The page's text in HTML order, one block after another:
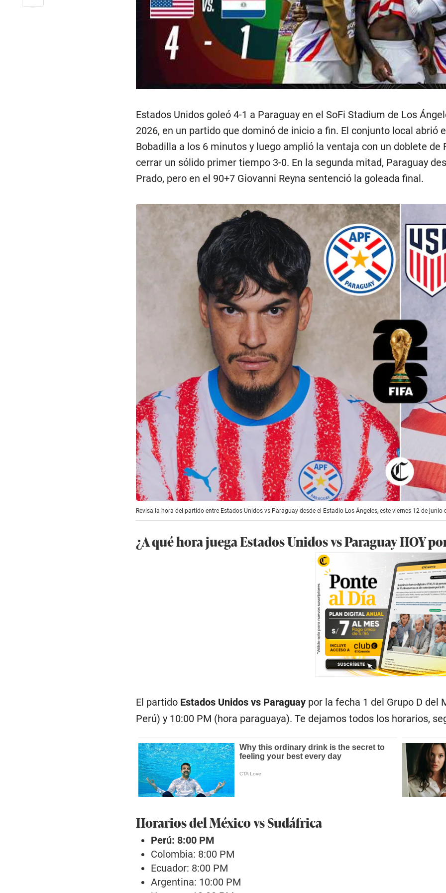
Estados Unidos goleó 4-1 a Paraguay en el SoFi Stadium de Los
2026, en un partido que dominó de inicio a fin. El conjunto local
Bobadilla a los 6 minutos y luego amplió la ventaja con un doblete de
cerrar un sólido primer tiempo 3-0. En la segunda mitad, Paraguay
Prado, pero en el 90+7 Giovanni Reyna sentenció la goleada final.
Revisa la hora del partido entre Estados Unidos vs Paraguay desde el Estadio Los Ángeles, este viernes 12 de junio
¿A qué hora juega Estados Unidos vs Paraguay HOY
El partido Estados Unidos vs Paraguay por la fecha 1 del Grupo D del
Perú) y 10:00 PM (hora paraguaya). Te dejamos todos los horarios,
Horarios del México vs Sudáfrica
Perú: 8:00 PM
Colombia: 8:00 PM
Ecuador: 8:00 PM
Argentina: 10:00 PM